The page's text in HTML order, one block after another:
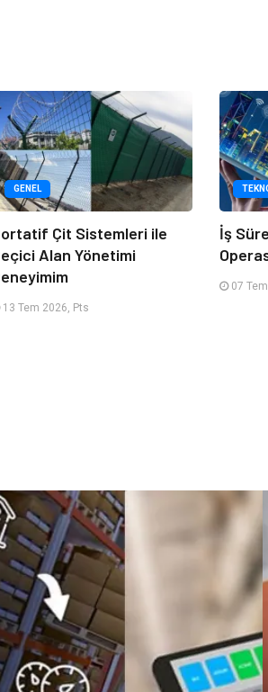
GENEL
Çit Sistemleri ile
Alan Yönetimi
13 Tem 2026, Pts
İş
07 Tem